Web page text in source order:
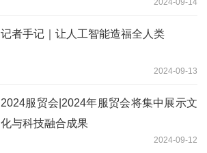
记者手记｜让人工智能造福全人类
2024-09-13
2024服贸会|2024年服贸会将集中展示文
化与科技融合成果
2024-09-12